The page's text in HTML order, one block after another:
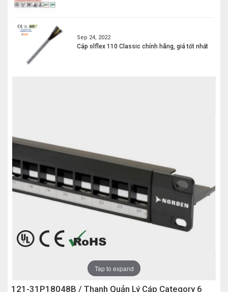
Sep 24, 2022
Cáp olflex 110 Classic chính hãng, giá tốt nhất
Tap to expand
121-31P18048B / Thanh Quản Lý Cáp Category 6